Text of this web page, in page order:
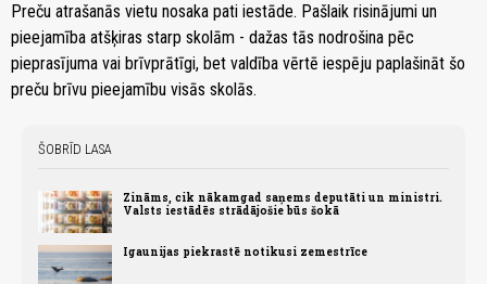
Preču atrašanās vietu nosaka pati iestāde. Pašlaik risinājumi un
pieejamība atšķiras starp skolām - dažas tās nodrošina pēc
pieprasījuma vai brīvprātīgi, bet valdība vērtē iespēju paplašināt šo
preču brīvu pieejamību visās skolās.
ŠOBRĪD LASA
Zināms, cik nākamgad saņems deputāti un ministri.
Valsts iestādēs strādājošie būs šokā
Igaunijas piekrastē notikusi zemestrīce